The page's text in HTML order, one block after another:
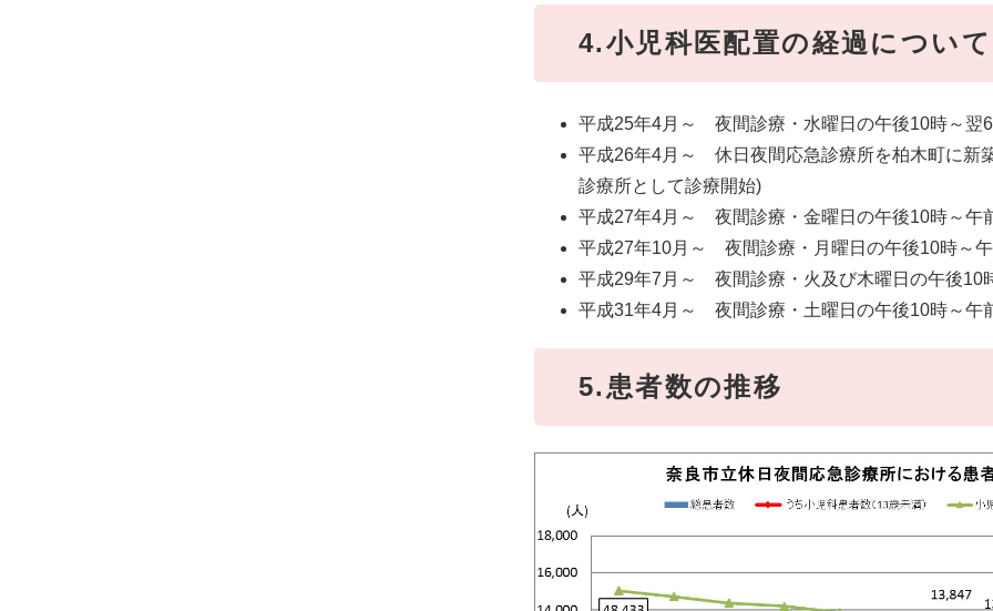
4.小児科医配置の経過について
平成25年4月～ 夜間診療・水曜日の午後10時～
平成26年4月～ 休日夜間応急診療所を柏木町に新
診療所として診療開始)
平成27年4月～ 夜間診療・金曜日の午後10時～
平成27年10月～ 夜間診療・月曜日の午後10時～
平成29年7月～ 夜間診療・火及び木曜日の午後
平成31年4月～ 夜間診療・土曜日の午後10時～
5.患者数の推移